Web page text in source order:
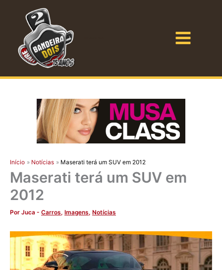
conteúdo
Início Notícias Maserati terá um SUV em 2012
Maserati terá um SUV em
2012
Por Juca - Carros, Imagens, Notícias